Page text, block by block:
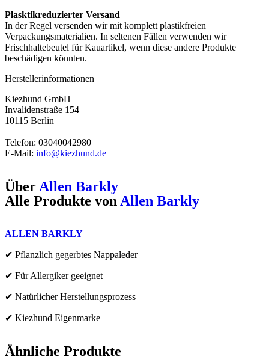
Plasktikreduzierter Versand
In der Regel versenden wir mit komplett plastikfreien
Verpackungsmaterialien. In seltenen Fällen verwenden wir
Frischhaltebeutel für Kauartikel, wenn diese andere Produkte
beschädigen könnten.
Herstellerinformationen
Kiezhund GmbH
Invalidenstraße 154
10115 Berlin
Telefon: 03040042980
E-Mail: info@kiezhund.de
Über Allen Barkly
Alle Produkte von Allen Barkly
ALLEN BARKLY
✔ Pflanzlich gegerbtes Nappaleder
✔ Für Allergiker geeignet
✔ Natürlicher Herstellungsprozess
✔ Kiezhund Eigenmarke
Ähnliche Produkte